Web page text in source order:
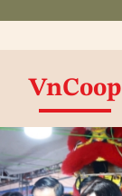
VnCoop